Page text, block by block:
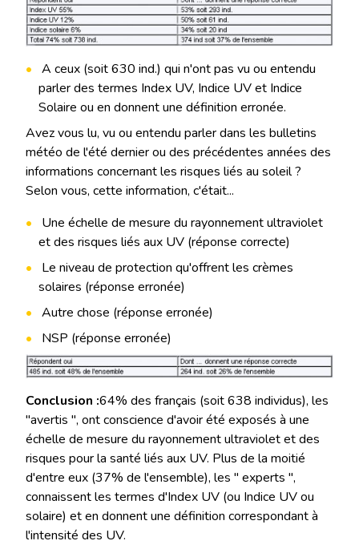
A ceux (soit 630 ind.) qui n'ont pas vu ou entendu
parler des termes Index UV, Indice UV et Indice
Solaire ou en donnent une définition erronée.
Avez vous lu, vu ou entendu parler dans les bulletins
météo de l'été dernier ou des précédentes années des
informations concernant les risques liés au soleil ?
Selon vous, cette information, c'était...
Une échelle de mesure du rayonnement ultraviolet
et des risques liés aux UV (réponse correcte)
Le niveau de protection qu'offrent les crèmes
solaires (réponse erronée)
Autre chose (réponse erronée)
NSP (réponse erronée)
Conclusion :64% des français (soit 638 individus), les
"avertis ", ont conscience d'avoir été exposés à une
échelle de mesure du rayonnement ultraviolet et des
risques pour la santé liés aux UV. Plus de la moitié
d'entre eux (37% de l'ensemble), les " experts ",
connaissent les termes d'Index UV (ou Indice UV ou
solaire) et en donnent une définition correspondant à
l'intensité des UV.